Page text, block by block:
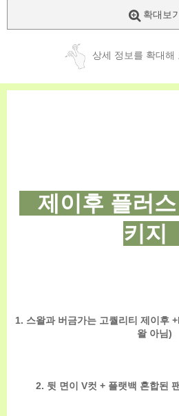
확대보
상세 정보를 확대해
제이후 플러스
키지
1. 스왈과 버금가는 고퀄리티 제이후
왈 아님)
2. 뒷 면이 V컷 + 플랫백 혼합된